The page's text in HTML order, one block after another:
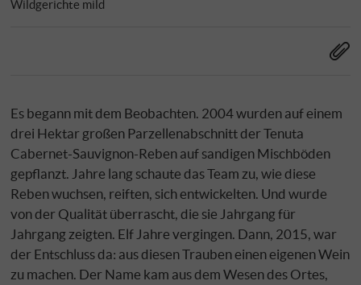
Wildgerichte mild
Es begann mit dem Beobachten. 2004 wurden auf einem
drei Hektar großen Parzellenabschnitt der Tenuta
Cabernet-Sauvignon-Reben auf sandigen Mischböden
gepflanzt. Jahre lang schaute das Team zu, wie diese
Reben wuchsen, reiften, sich entwickelten. Und wurde
von der Qualität überrascht, die sie Jahrgang für
Jahrgang zeigten. Elf Jahre vergingen. Dann, 2015, war
der Entschluss da: aus diesen Trauben einen eigenen Wein
zu machen. Der Name kam aus dem Wesen des Ortes,